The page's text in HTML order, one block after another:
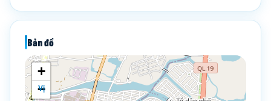
Bản đồ
+
−
Vị